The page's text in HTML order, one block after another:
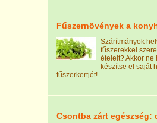
Fűszernövények a
Szárítmányok
fűszerekkel
ételeit? Akkor ne
készítse el saját
fűszerkertjét!
Csontba zárt egészség: